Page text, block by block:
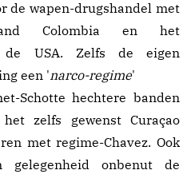
de wapen-drugshandel met
Colombia en het
USA. Zelfs de eigen
een 'narco-regime'
Schotte hechtere banden
zelfs gewenst Curaçao
met regime-Chavez. Ook
gelegenheid onbenut de